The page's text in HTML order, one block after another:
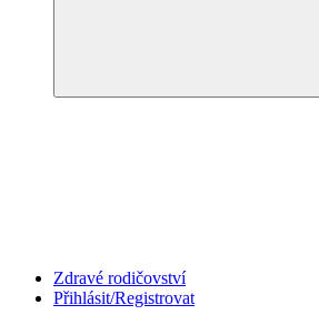
Zdravé rodičovství
Přihlásit/Registrovat